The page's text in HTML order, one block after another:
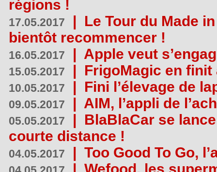
régions !
17.05.2017 | Le Tour du Made
bientôt recommencer !
16.05.2017 | Apple veut
15.05.2017 | FrigoMagic en
10.05.2017 | Fini l’élevage de
09.05.2017 | AIM, l’appli de
05.05.2017 | BlaBlaCar se
courte distance !
04.05.2017 | Too Good To Go,